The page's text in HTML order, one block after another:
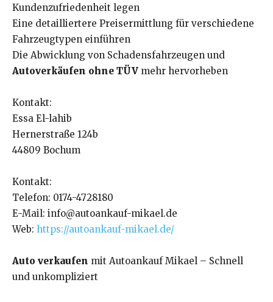
Kundenzufriedenheit legen
Eine detailliertere Preisermittlung für verschiedene
Fahrzeugtypen einführen
Die Abwicklung von Schadensfahrzeugen und
Autoverkäufen ohne TÜV mehr hervorheben
Kontakt:
Essa El-lahib
Hernerstraße 124b
44809 Bochum
Kontakt:
Telefon: 0174-4728180
E-Mail: info@autoankauf-mikael.de
Web: https://autoankauf-mikael.de/
Auto verkaufen mit Autoankauf Mikael – Schnell
und unkompliziert